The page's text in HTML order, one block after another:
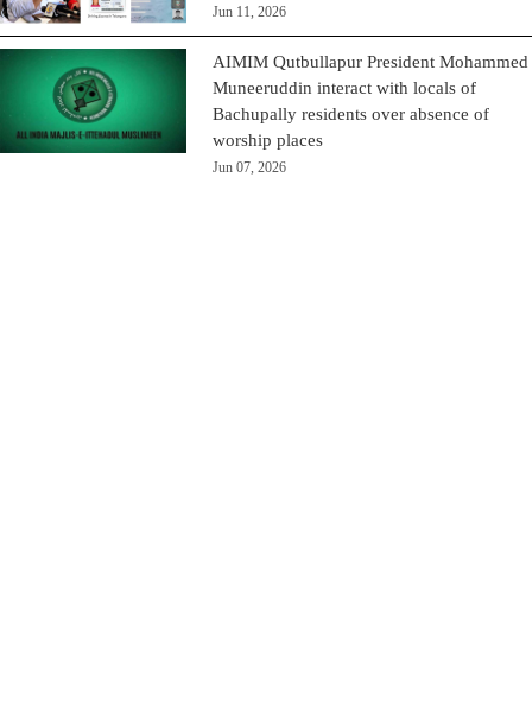
Jun 11, 2026
AIMIM Qutbullapur President Mohammed
Muneeruddin interact with locals of
Bachupally residents over absence of
worship places
Jun 07, 2026